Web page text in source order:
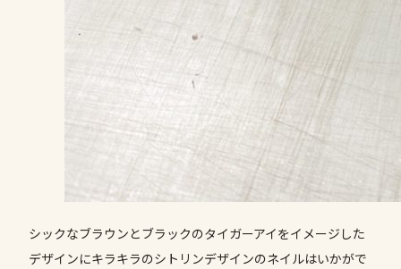
シックなブラウンとブラックのタイガーアイをイメージした
デザインにキラキラのシトリンデザインのネイルはいかがで